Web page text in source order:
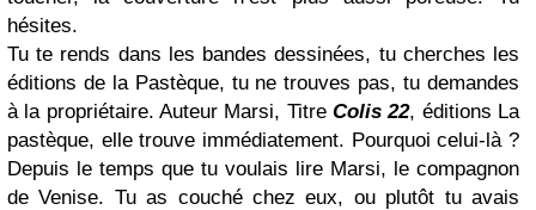
hésites.
Tu te rends dans les bandes dessinées, tu cherches les
éditions de la Pastèque, tu ne trouves pas, tu demandes
à la propriétaire. Auteur Marsi, Titre Colis 22, éditions La
pastèque, elle trouve immédiatement. Pourquoi celui-là ?
Depuis le temps que tu voulais lire Marsi, le compagnon
de Venise. Tu as couché chez eux, ou plutôt tu avais